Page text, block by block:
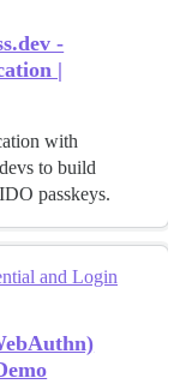
-
|
with
to build
passkeys.
and Login